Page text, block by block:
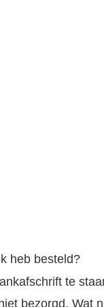
heb besteld?
te
bezorgd. Wat